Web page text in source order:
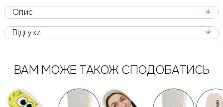
Опис
Відгуки
ВАМ МОЖЕ ТАКОЖ СПОДОБАТИСЬ